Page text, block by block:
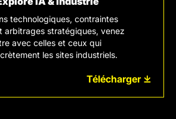
technologiques, contraintes
arbitrages stratégiques, venez
avec celles et ceux qui
les sites industriels.
Télécharger ⤓